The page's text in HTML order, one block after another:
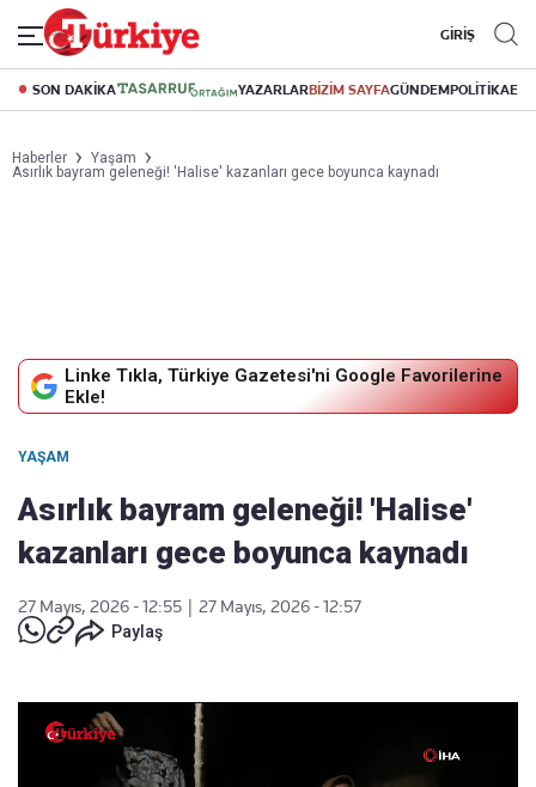
GİRİŞ
SON DAKİKA YAZARLARBİZİM SAYFAGÜNDEMPOLİTİKA
Haberler
Yaşam
Asırlık bayram geleneği! 'Halise' kazanları gece boyunca kaynadı
Linke Tıkla, Türkiye Gazetesi'ni Google Favorilerine
Ekle!
YAŞAM
Asırlık bayram geleneği! 'Halise'
kazanları gece boyunca kaynadı
27 Mayıs, 2026 - 12:55
27 Mayıs, 2026 - 12:57
Paylaş